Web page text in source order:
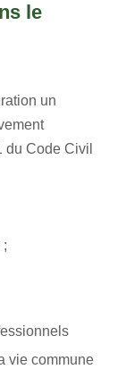
le
un
du Code Civil
;
vie commune